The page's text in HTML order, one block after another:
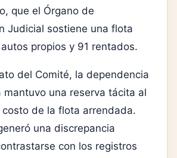
que el Órgano de
Judicial sostiene una flota
propios y 91 rentados.
del Comité, la dependencia
mantuvo una reserva tácita al
de la flota arrendada.
una discrepancia
con los registros